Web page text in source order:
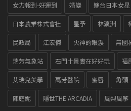
女力報到-好運到 婚變 嫁台日本女星
日本農業株式會社 星予 林瀛洲
民政局 江宏傑 火神的眼淚 無國
瑞芳氣象站 石門十景實在好好玩 福
艾瑞兒美學 萬芳醫院 蜜唇 角頭
陳庭妮 隱世THE ARCADIA 風梨風箏